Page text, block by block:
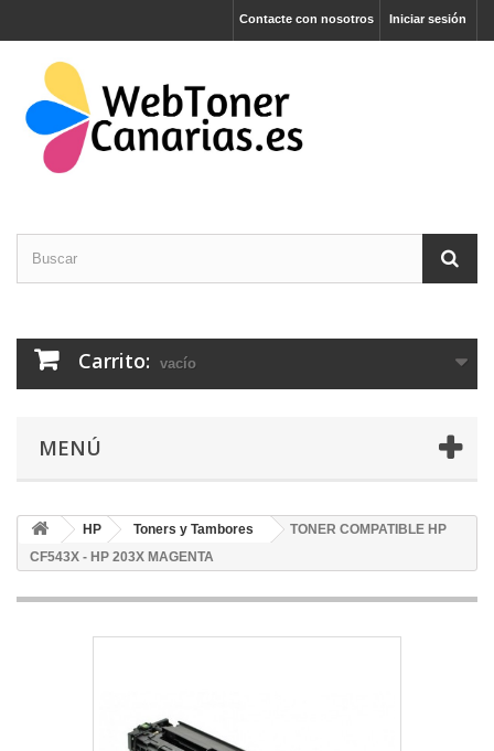
Iniciar sesión
Contacte con nosotros
Carrito: vacío
MENÚ
HP Toners y Tambores
TONER COMPATIBLE HP
CF543X - HP 203X MAGENTA